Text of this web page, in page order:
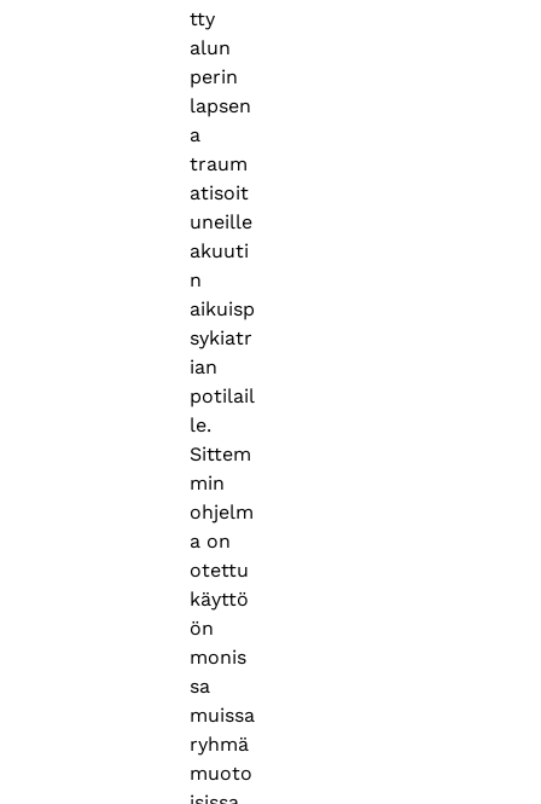
tty
alun
perin
lapsen
a
traum
atisoit
uneille
akuuti
n
aikuisp
sykiatr
ian
potilail
le.
Sittem
min
ohjelm
a on
otettu
käyttö
ön
monis
sa
muissa
ryhmä
muoto